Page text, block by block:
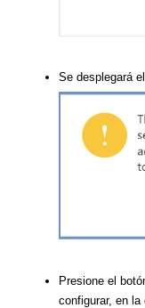
Se desplegará
Presione el
configurar, en la